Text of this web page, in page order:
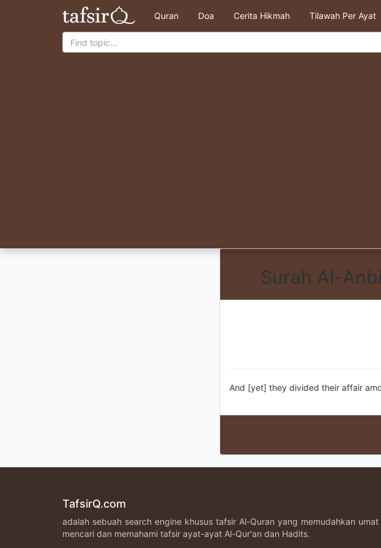
Quran Doa Cerita Hikmah Tilawah Per Ayat
Surah Al-
And [yet] they divided their affair
TafsirQ.com
adalah sebuah search engine khusus tafsir Al-Quran yang memudahkan umat
mencari dan memahami tafsir ayat-ayat Al-Qur'an dan Hadits.